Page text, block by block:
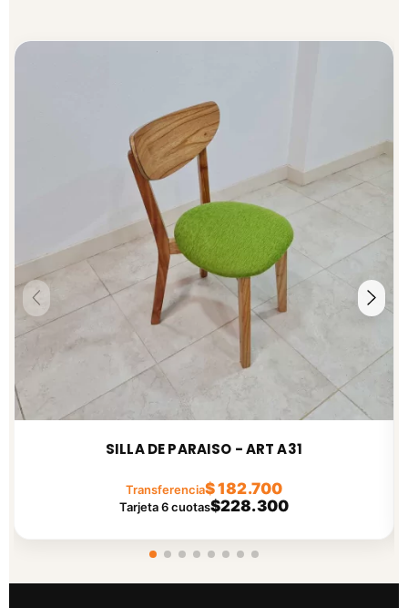
SILLA DE PARAISO - ART A31
Transferencia$ 182.700
Tarjeta 6 cuotas$228.300